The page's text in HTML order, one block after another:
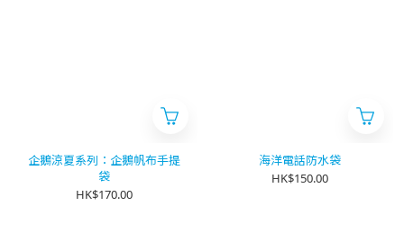
企鵝涼夏系列：企鵝帆布手提
袋
HK$170.00
海洋電話防水袋
HK$150.00